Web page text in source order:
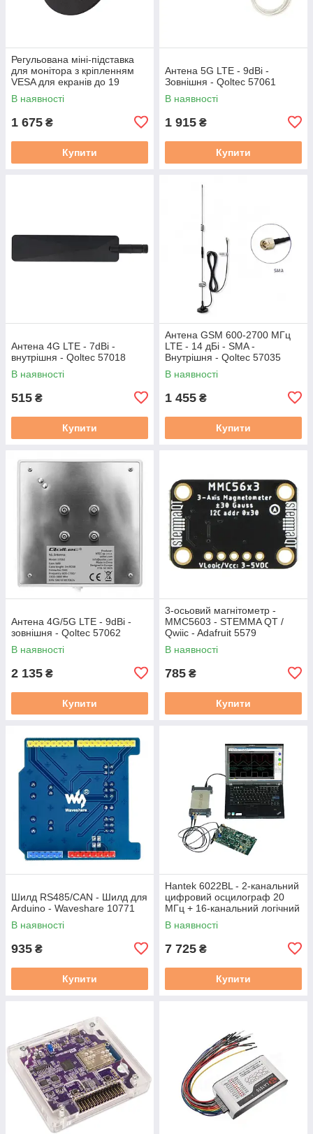
Регульована міні-підставка
для монітора з кріпленням
VESA для екранів до 19
дюймів - Waveshare 32275
В наявності
1 675 ₴
Купити
Антена 5G LTE - 9dBi -
Зовнішня - Qoltec 57061
В наявності
1 915 ₴
Купити
Антена 4G LTE - 7dBi -
внутрішня - Qoltec 57018
В наявності
515 ₴
Купити
Антена GSM 600-2700 МГц
LTE - 14 дБі - SMA -
Внутрішня - Qoltec 57035
В наявності
1 455 ₴
Купити
Антена 4G/5G LTE - 9dBi -
зовнішня - Qoltec 57062
В наявності
2 135 ₴
Купити
3-осьовий магнітометр -
MMC5603 - STEMMA QT /
Qwiic - Adafruit 5579
В наявності
785 ₴
Купити
Шилд RS485/CAN - Шилд для
Arduino - Waveshare 10771
В наявності
935 ₴
Купити
Hantek 6022BL - 2-канальний
цифровий осцилограф 20
МГц + 16-канальний логічний
аналізатор
В наявності
7 725 ₴
Купити